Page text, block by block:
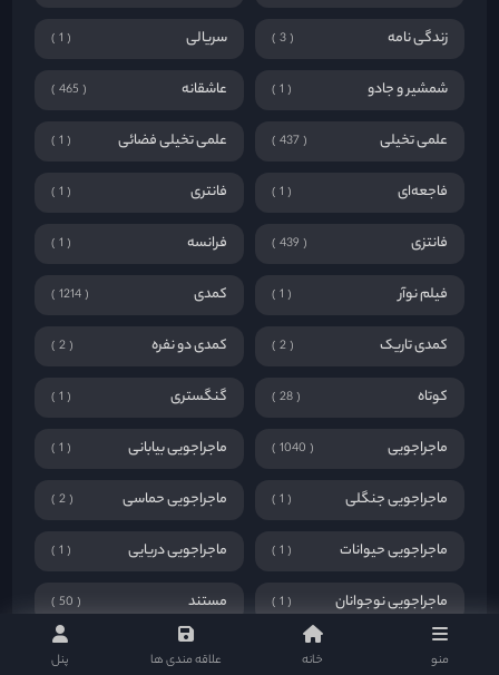
زندگی نامه 3 سریالی 1
شمشیر و جادو 1 عاشقانه 465
علمی تخیلی 437 علمی تخیلی فضائی 1
فاجعه‌ای 1 فانتری 1
فانتزی 439 فرانسه 1
فیلم نوآر 1 کمدی 1214
کمدی تاریک 2 کمدی دو نفره 2
کوتاه 28 گنگستری 1
ماجراجویی 1040 ماجراجویی بیابانی 1
ماجراجویی جنگلی 1 ماجراجویی حماسی 2
ماجراجویی حیوانات 1 ماجراجویی دریایی 1
ماجراجویی نوجوانان 1 مستند 50
معمایی معمایی هیجان انگیز 2 منو خانه علاقه مندی ها پنل